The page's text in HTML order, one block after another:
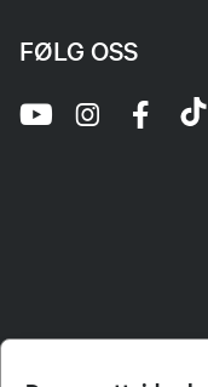
FØLG OSS